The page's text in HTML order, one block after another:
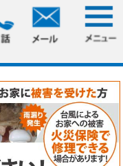
ロックの瓦屋根の葺き